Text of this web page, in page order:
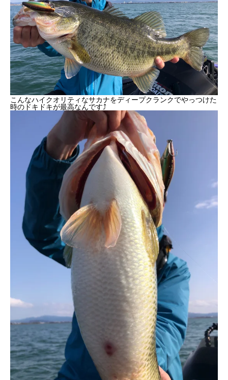
こんなハイクオリティなサカナをディープクランクでやっつけた
時のドキドキが最高なんです⤴︎